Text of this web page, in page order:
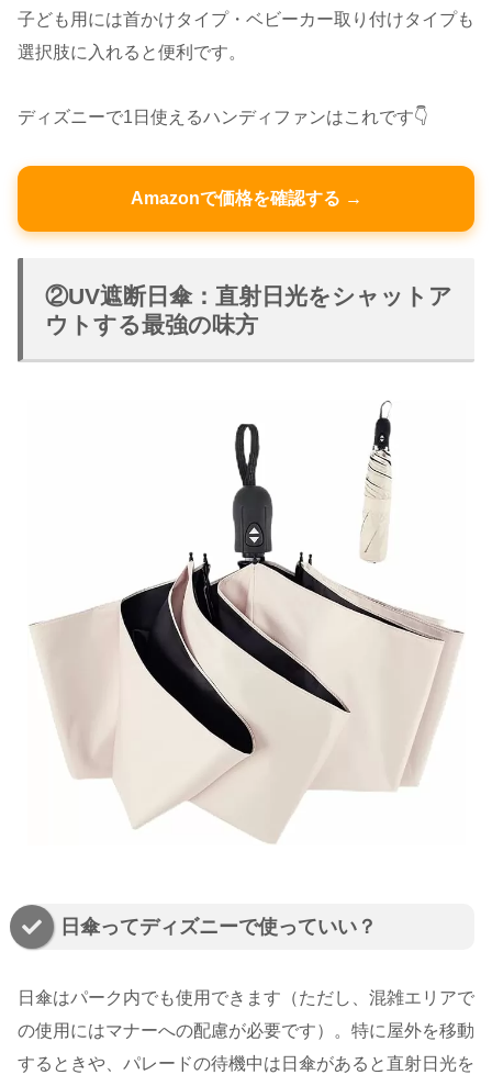
子ども用には首かけタイプ・ベビーカー取り付けタイプも
選択肢に入れると便利です。
ディズニーで1日使えるハンディファンはこれです👇
Amazonで価格を確認する →
②UV遮断日傘：直射日光をシャットア
ウトする最強の味方
日傘ってディズニーで使っていい？
日傘はパーク内でも使用できます（ただし、混雑エリアで
の使用にはマナーへの配慮が必要です）。特に屋外を移動
するときや、パレードの待機中は日傘があると直射日光を